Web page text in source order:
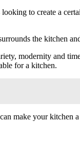
to create a
the kitchen
modernity and
for a kitchen.
make your kitchen